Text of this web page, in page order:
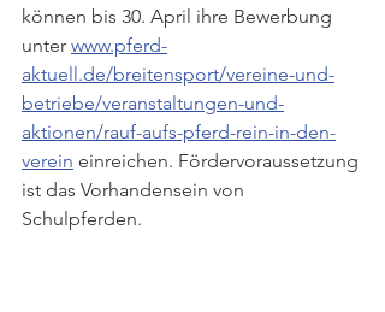
können bis 30. April ihre Bewerbung
unter www.pferd-
aktuell.de/breitensport/vereine-und-
betriebe/veranstaltungen-und-
aktionen/rauf-aufs-pferd-rein-in-den-
verein einreichen. Fördervoraussetzung
ist das Vorhandensein von
Schulpferden.